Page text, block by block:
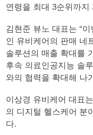
연령을 최대 3순위까지
김현준 뷰노 대표는 “
인 유비케어의 판매 네
솔루션의 매출 확대를
후속 의료인공지능 솔
와의 협력을 확대해 나
이상경 유비케어 대표
의 디지털 헬스케어 분
다.